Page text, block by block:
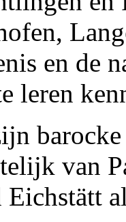
en de
leren
van